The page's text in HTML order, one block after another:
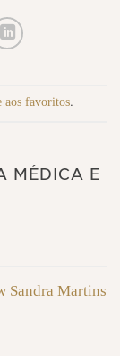
aos favoritos.
MÉDICA E
Sandra Martins